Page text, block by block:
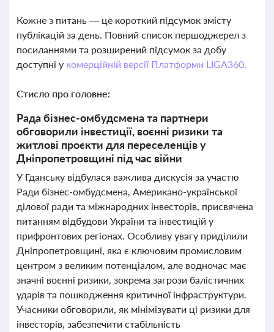
Кожне з питань — це короткий підсумок змісту
публікацій за день. Повний список першоджерел з
посиланнями та розширений підсумок за добу
доступні у комерційній версії Платформи LIGA360.
Стисло про головне:
Рада бізнес-омбудсмена та партнери
обговорили інвестиції, воєнні ризики та
житлові проєкти для переселенців у
Дніпропетровщині під час війни
У Гданську відбулася важлива дискусія за участю
Ради бізнес-омбудсмена, Американо-української
ділової ради та міжнародних інвесторів, присвячена
питанням відбудови України та інвестицій у
прифронтових регіонах. Особливу увагу приділили
Дніпропетровщині, яка є ключовим промисловим
центром з великим потенціалом, але водночас має
значні воєнні ризики, зокрема загрози балістичних
ударів та пошкодження критичної інфраструктури.
Учасники обговорили, як мінімізувати ці ризики для
інвесторів, забезпечити стабільність